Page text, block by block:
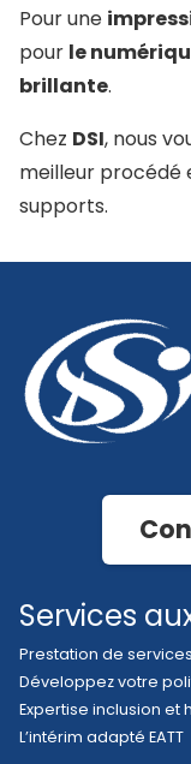
Pour une
pour le
brillante.
Chez DSI, nous
meilleur procédé
supports.
Services
Prestation de services
Développez votre
Expertise inclusion et
L’intérim adapté EATT